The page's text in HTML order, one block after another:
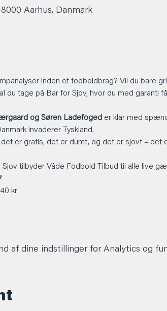
Aarhus, Danmark
inden et fodboldbrag? Vil du bare
du tage på Bar for Sjov, hvor du med garanti
og Søren Ladefoged er klar med
invaderer Tyskland.
det er gratis, det er dumt, og det er sjovt – det
tilbyder Våde Fodbold Tilbud til alle live
kr
af dine indstillinger for Analytics og